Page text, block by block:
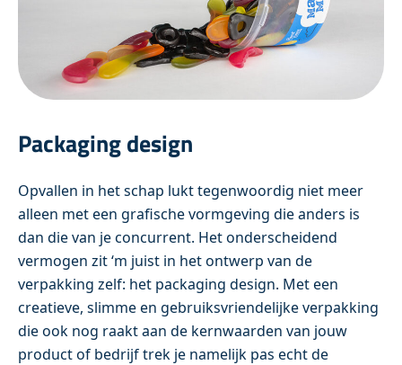
Packaging design
Opvallen in het schap lukt tegenwoordig niet meer
alleen met een grafische vormgeving die anders is
dan die van je concurrent. Het onderscheidend
vermogen zit ‘m juist in het ontwerp van de
verpakking zelf: het packaging design. Met een
creatieve, slimme en gebruiksvriendelijke verpakking
die ook nog raakt aan de kernwaarden van jouw
product of bedrijf trek je namelijk pas echt de